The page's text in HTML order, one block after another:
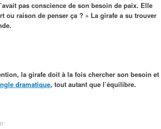
pas conscience de son besoin de paix. Elle
ou raison de penser ça ? » La girafe a su trouver
la girafe doit à la fois chercher son besoin et
dramatique, tout autant que l’équilibre.